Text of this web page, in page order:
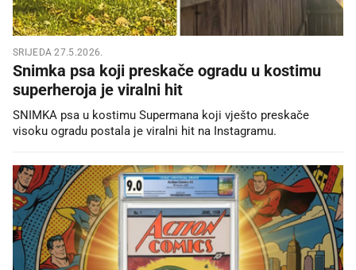
SRIJEDA 27.5.2026.
Snimka psa koji preskače ogradu u kostimu
superheroja je viralni hit
SNIMKA psa u kostimu Supermana koji vješto preskače
visoku ogradu postala je viralni hit na Instagramu.